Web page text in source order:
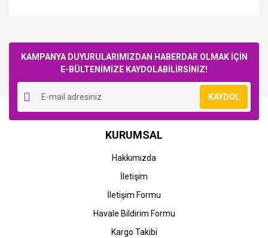
KAMPANYA DUYURULARIMIZDAN HABERDAR OLMAK İÇİN
E-BÜLTENİMİZE KAYDOLABİLİRSİNİZ!
KAYDOL
KURUMSAL
Hakkımızda
İletişim
İletişim Formu
Havale Bildirim Formu
Kargo Takibi